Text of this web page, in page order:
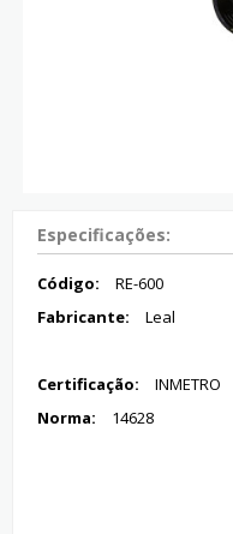
Especificações:
Código:
RE-600
Fabricante:
Leal
Certificação:
INMETRO
Norma:
14628